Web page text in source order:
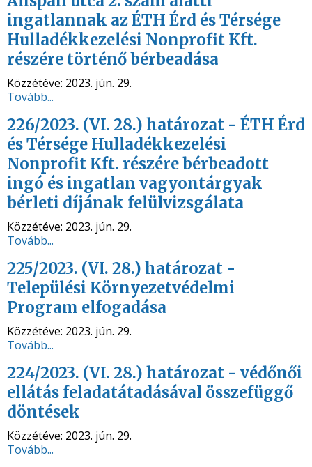
ingatlannak az ÉTH Érd és Térsége
Hulladékkezelési Nonprofit Kft.
részére történő bérbeadása
Közzétéve: 2023. jún. 29.
Tovább...
226/2023. (VI. 28.) határozat - ÉTH Érd
és Térsége Hulladékkezelési
Nonprofit Kft. részére bérbeadott
ingó és ingatlan vagyontárgyak
bérleti díjának felülvizsgálata
Közzétéve: 2023. jún. 29.
Tovább...
225/2023. (VI. 28.) határozat -
Települési Környezetvédelmi
Program elfogadása
Közzétéve: 2023. jún. 29.
Tovább...
224/2023. (VI. 28.) határozat - védőnői
ellátás feladatátadásával összefüggő
döntések
Közzétéve: 2023. jún. 29.
Tovább...